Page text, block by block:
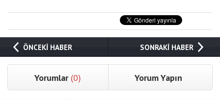
ÖNCEKİ HABER SONRAKİ HABER
Yorumlar (0) Yorum Yapın